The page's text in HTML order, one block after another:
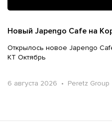
Новый Japengo Cafe на
Открылось новое Japengo
КТ Октябрь
6 августа 2026 • Peretz Group